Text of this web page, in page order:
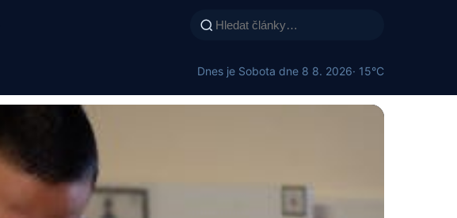
Dnes je Sobota dne 8 8. 2026· 15°C